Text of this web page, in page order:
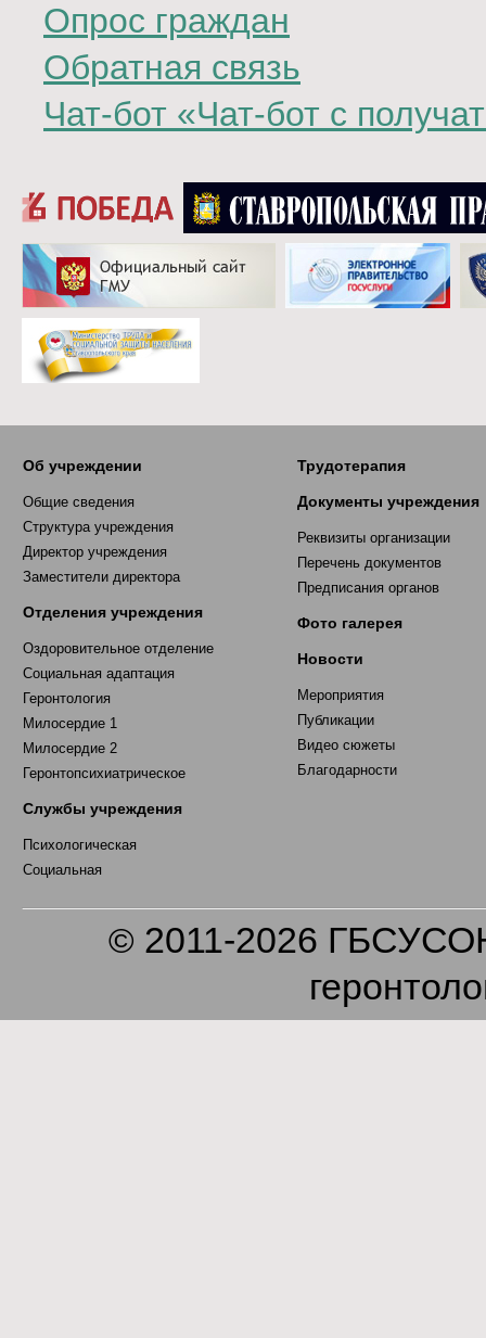
Опрос граждан
Обратная связь
Чат-бот «Чат-бот с
Об учреждении
Общие сведения
Структура учреждения
Директор учреждения
Заместители директора
Отделения учреждения
Оздоровительное отделение
Социальная адаптация
Геронтология
Милосердие 1
Милосердие 2
Геронтопсихиатрическое
Службы учреждения
Психологическая
Социальная
Трудотерапия
Документы учреждения
Реквизиты организации
Перечень документов
Предписания органов
Фото галерея
Новости
Мероприятия
Публикации
Видео сюжеты
Благодарности
© 2011-2026